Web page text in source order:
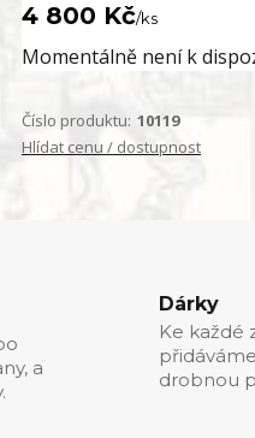
4 800 Kč/ks
Momentálně není k
Číslo produktu: 10119
Hlídat cenu / dostupnost
a
Dárky
Ke každé
drobnou